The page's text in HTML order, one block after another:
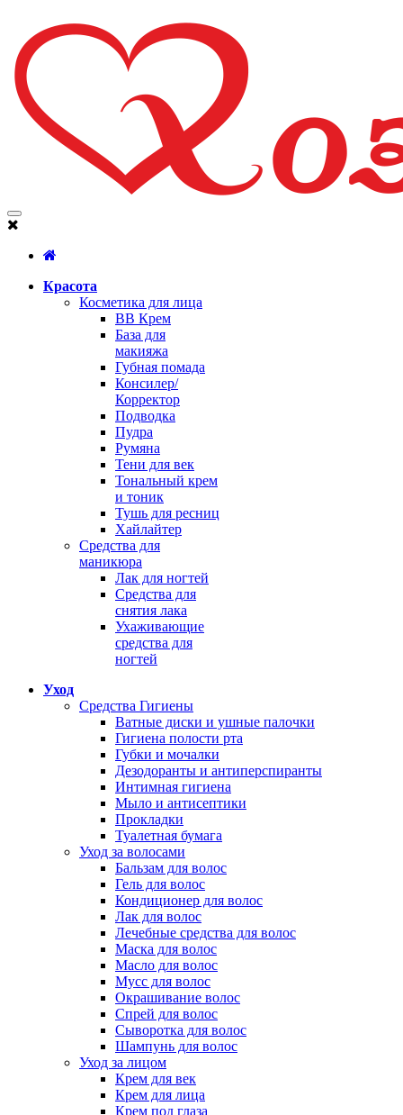
Красота
Косметика для лица
BB Крем
База для
макияжа
Губная помада
Консилер/
Корректор
Подводка
Пудра
Румяна
Тени для век
Тональный крем
и тоник
Тушь для ресниц
Хайлайтер
Средства для
маникюра
Лак для ногтей
Средства для
снятия лака
Ухаживающие
средства для
ногтей
Уход
Средства Гигиены
Ватные диски и ушные палочки
Гигиена полости рта
Губки и мочалки
Дезодоранты и антиперспиранты
Интимная гигиена
Мыло и антисептики
Прокладки
Туалетная бумага
Уход за волосами
Бальзам для волос
Гель для волос
Кондиционер для волос
Лак для волос
Лечебные средства для волос
Маска для волос
Масло для волос
Мусс для волос
Окрашивание волос
Спрей для волос
Сыворотка для волос
Шампунь для волос
Уход за лицом
Крем для век
Крем для лица
Крем под глаза